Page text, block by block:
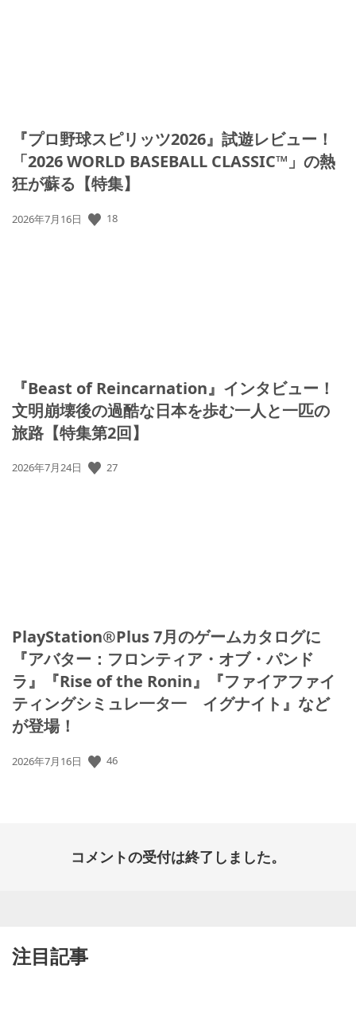
『プロ野球スピリッツ2026』試遊レビュー！
「2026 WORLD BASEBALL CLASSIC™」の熱
狂が蘇る【特集】
公
2026年7月16日 18
『Beast of Reincarnation』インタビュー！
文明崩壊後の過酷な日本を歩む一人と一匹の
旅路【特集第2回】
公
2026年7月24日 27
PlayStation®Plus 7月のゲームカタログに
『アバター：フロンティア・オブ・パンド
ラ』『Rise of the Ronin』『ファイアファイ
ティングシミュレ一タ一 イグナイト』など
が登場！
公
2026年7月16日 46
コメントの受付は終了しました。
注目記事